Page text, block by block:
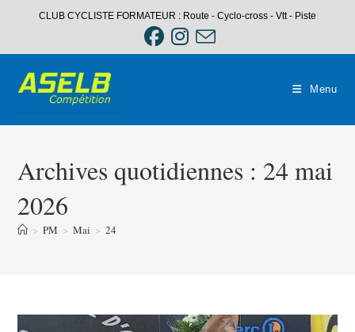
content
CLUB CYCLISTE FORMATEUR : Route - Cyclo-cross - Vtt - Piste
Menu
Archives quotidiennes : 24 mai
2026
> PM > Mai > 24